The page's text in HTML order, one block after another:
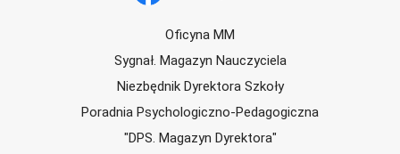
Oficyna MM
Sygnał. Magazyn Nauczyciela
Niezbędnik Dyrektora Szkoły
Poradnia Psychologiczno-Pedagogiczna
"DPS. Magazyn Dyrektora"